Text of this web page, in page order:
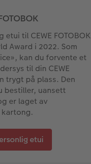
til CEWE FOTOBOK
Award i 2022. Som
kan du forvente et
til din CEWE
trygt på plass. Den
bestiller, uansett
er laget av
etui